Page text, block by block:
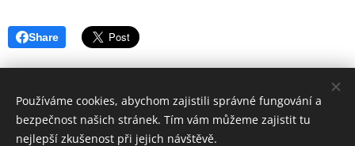
Share
Používáme cookies, abychom zajistili správné fungování a
bezpečnost našich stránek. Tím vám můžeme zajistit tu
nejlepší zkušenost při jejich návštěvě.